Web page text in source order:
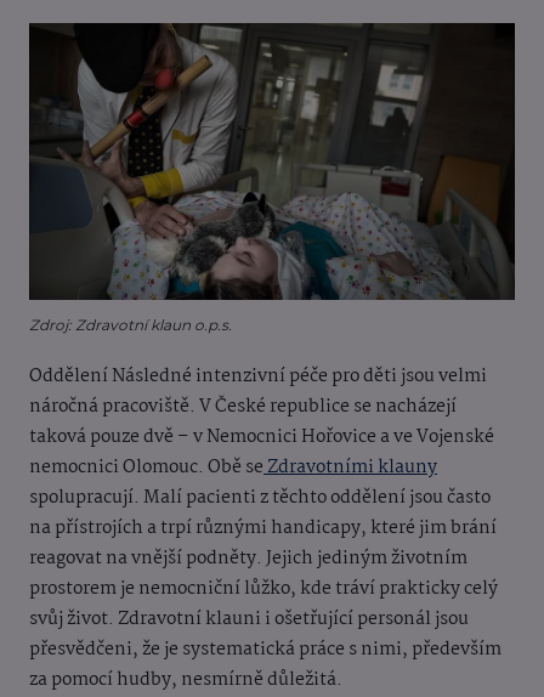
Zdroj: Zdravotní klaun o.p.s.
Oddělení Následné intenzivní péče pro děti jsou velmi
náročná pracoviště. V České republice se nacházejí
taková pouze dvě – v Nemocnici Hořovice a ve Vojenské
nemocnici Olomouc. Obě seZdravotními klauny
spolupracují. Malí pacienti z těchto oddělení jsou často
na přístrojích a trpí různými handicapy, které jim brání
reagovat na vnější podněty. Jejich jediným životním
prostorem je nemocniční lůžko, kde tráví prakticky celý
svůj život. Zdravotní klauni i ošetřující personál jsou
přesvědčeni, že je systematická práce s nimi, především
za pomocí hudby, nesmírně důležitá.